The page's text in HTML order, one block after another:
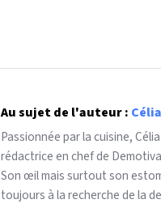
Au sujet de l'auteur :
Passionnée par la cuisine,
rédactrice en chef de
Son œil mais surtout son
toujours à la recherche de la